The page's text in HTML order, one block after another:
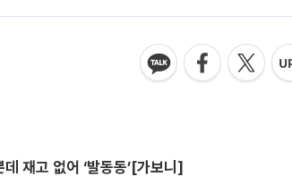
재고 없어 ‘발동동’[가보니]